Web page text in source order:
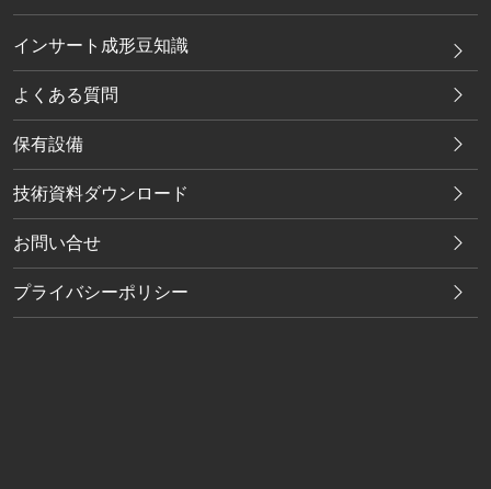
インサート成形豆知識
よくある質問
保有設備
技術資料ダウンロード
お問い合せ
プライバシーポリシー